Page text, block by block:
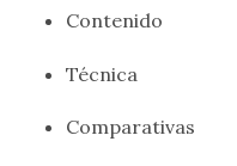
Contenido
Técnica
Comparativas